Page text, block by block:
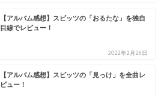
【アルバム感想】スピッツの「おるたな」を独自
目線でレビュー！
2022年2月26日
【アルバム感想】スピッツの「見っけ」を全曲レ
ビュー！